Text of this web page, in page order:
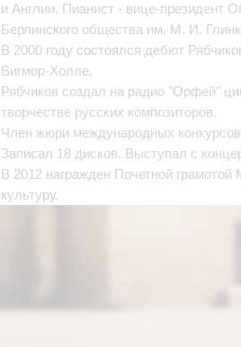
и Англии. Пианист - вице-президент
Берлинского общества им. М. И.
В 2000 году состоялся дебют
Вигмор-Холле.
Рябчиков создал на радио "Орфей"
творчестве русских композиторов.
Член жюри международных
Записал 18 дисков. Выступал с
В 2012 награжден Почетной
культуру.